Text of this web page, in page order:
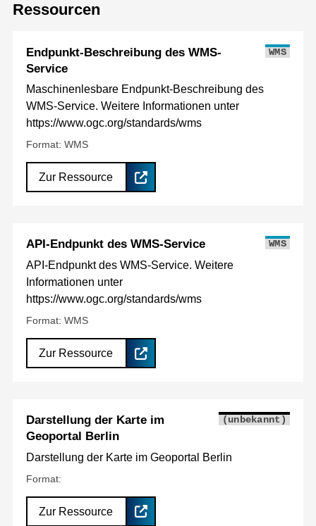
Ressourcen
Endpunkt-Beschreibung des WMS-
Service
WMS
Maschinenlesbare Endpunkt-Beschreibung des
WMS-Service. Weitere Informationen unter
https://www.ogc.org/standards/wms
Format: WMS
Zur Ressource
API-Endpunkt des WMS-Service WMS
API-Endpunkt des WMS-Service. Weitere
Informationen unter
https://www.ogc.org/standards/wms
Format: WMS
Zur Ressource
Darstellung der Karte im
Geoportal Berlin
(unbekannt)
Darstellung der Karte im Geoportal Berlin
Format:
Zur Ressource